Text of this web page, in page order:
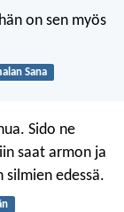
on sen myös
Sana
Sido ne
saat armon ja
silmien edessä.